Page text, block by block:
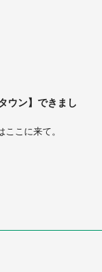
ウン】できまし
こに来て。